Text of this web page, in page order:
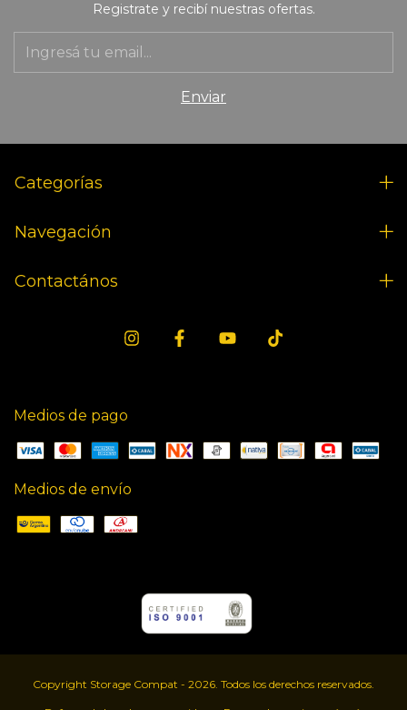
Registrate y recibí nuestras ofertas.
Categorías
Navegación
Contactános
Medios de pago
Medios de envío
Copyright Storage Compat - 2026. Todos los derechos reservados.